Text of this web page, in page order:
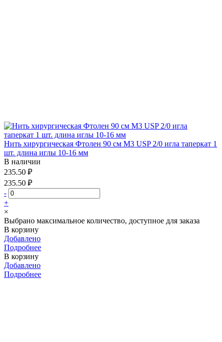
Нить хирургическая Фтолен 90 см М3 USP 2/0 игла таперкат 1
шт. длина иглы 10-16 мм
В наличии
235.50 ₽
235.50 ₽
-
+
×
Выбрано максимальное количество, доступное для заказа
В корзину
Добавлено
Подробнее
В корзину
Добавлено
Подробнее